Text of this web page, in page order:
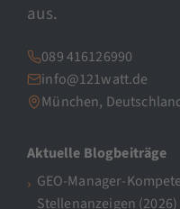
aus.
089 416126990
info@121watt.de
München,
Aktuelle Blogbeiträge
GEO-Manager-
Stellenanzeigen (2026)